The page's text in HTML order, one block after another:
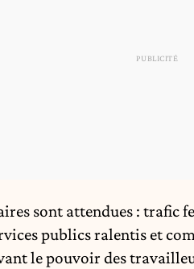
sont attendues : trafic
publics ralentis et
le pouvoir des